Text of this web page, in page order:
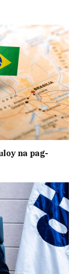
na pag-